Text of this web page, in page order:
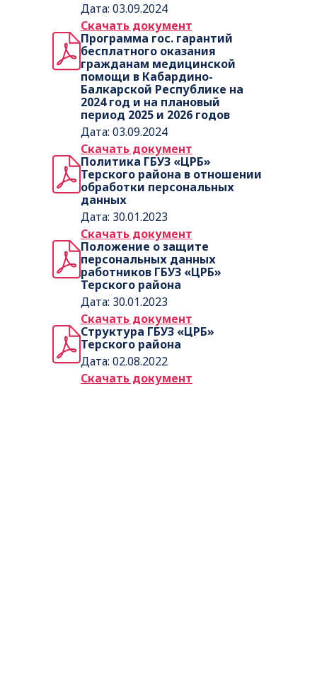
Дата: 03.09.2024
Скачать документ
Программа гос. гарантий
бесплатного оказания
гражданам медицинской
помощи в Кабардино-
Балкарской Республике на
2024 год и на плановый
период 2025 и 2026 годов
Дата: 03.09.2024
Скачать документ
Политика ГБУЗ «ЦРБ»
Терского района в отношении
обработки персональных
данных
Дата: 30.01.2023
Скачать документ
Положение о защите
персональных данных
работников ГБУЗ «ЦРБ»
Терского района
Дата: 30.01.2023
Скачать документ
Структура ГБУЗ «ЦРБ»
Терского района
Дата: 02.08.2022
Скачать документ